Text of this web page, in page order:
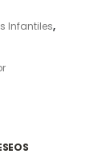
Infantiles,